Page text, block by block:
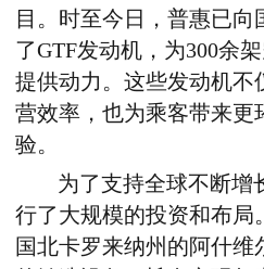
目。时至今日，普惠已向
了GTF发动机，为300余
提供动力。这些发动机不
营效率，也为乘客带来更
验。
为了支持全球不断增
行了大规模的投资和布局
国北卡罗来纳州的阿什